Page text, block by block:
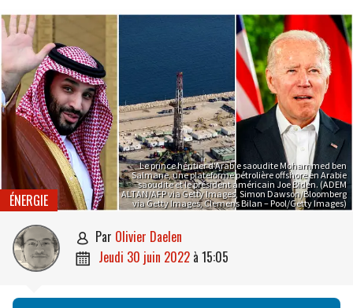
Le prince héritier d’Arabie saoudite Mohammed ben
Salmane, une plateforme pétrolière offshore en Arabie
saoudite et le président américain Joe Biden. (ADEM
ALTAN/AFP via Getty Images, Simon Dawson/Bloomberg
via Getty Images, Clemens Bilan – Pool/Getty Images)
ÉNERGIE
 par Olivier Daelen
 jeudi 30 juin 2022 à 15:05